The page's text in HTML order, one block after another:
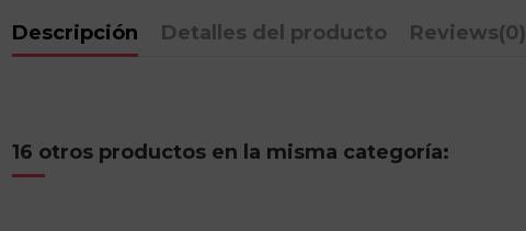
Descripción Detalles del producto Reviews(0)
16 otros productos en la misma categoría: